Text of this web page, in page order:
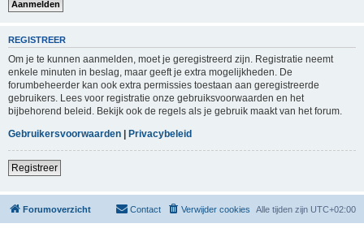
REGISTREER
Om je te kunnen aanmelden, moet je geregistreerd zijn. Registratie neemt
enkele minuten in beslag, maar geeft je extra mogelijkheden. De
forumbeheerder kan ook extra permissies toestaan aan geregistreerde
gebruikers. Lees voor registratie onze gebruiksvoorwaarden en het
bijbehorend beleid. Bekijk ook de regels als je gebruik maakt van het forum.
Gebruikersvoorwaarden | Privacybeleid
Registreer
Forumoverzicht Alle tijden zijn UTC+02:00
Verwijder cookies
Contact